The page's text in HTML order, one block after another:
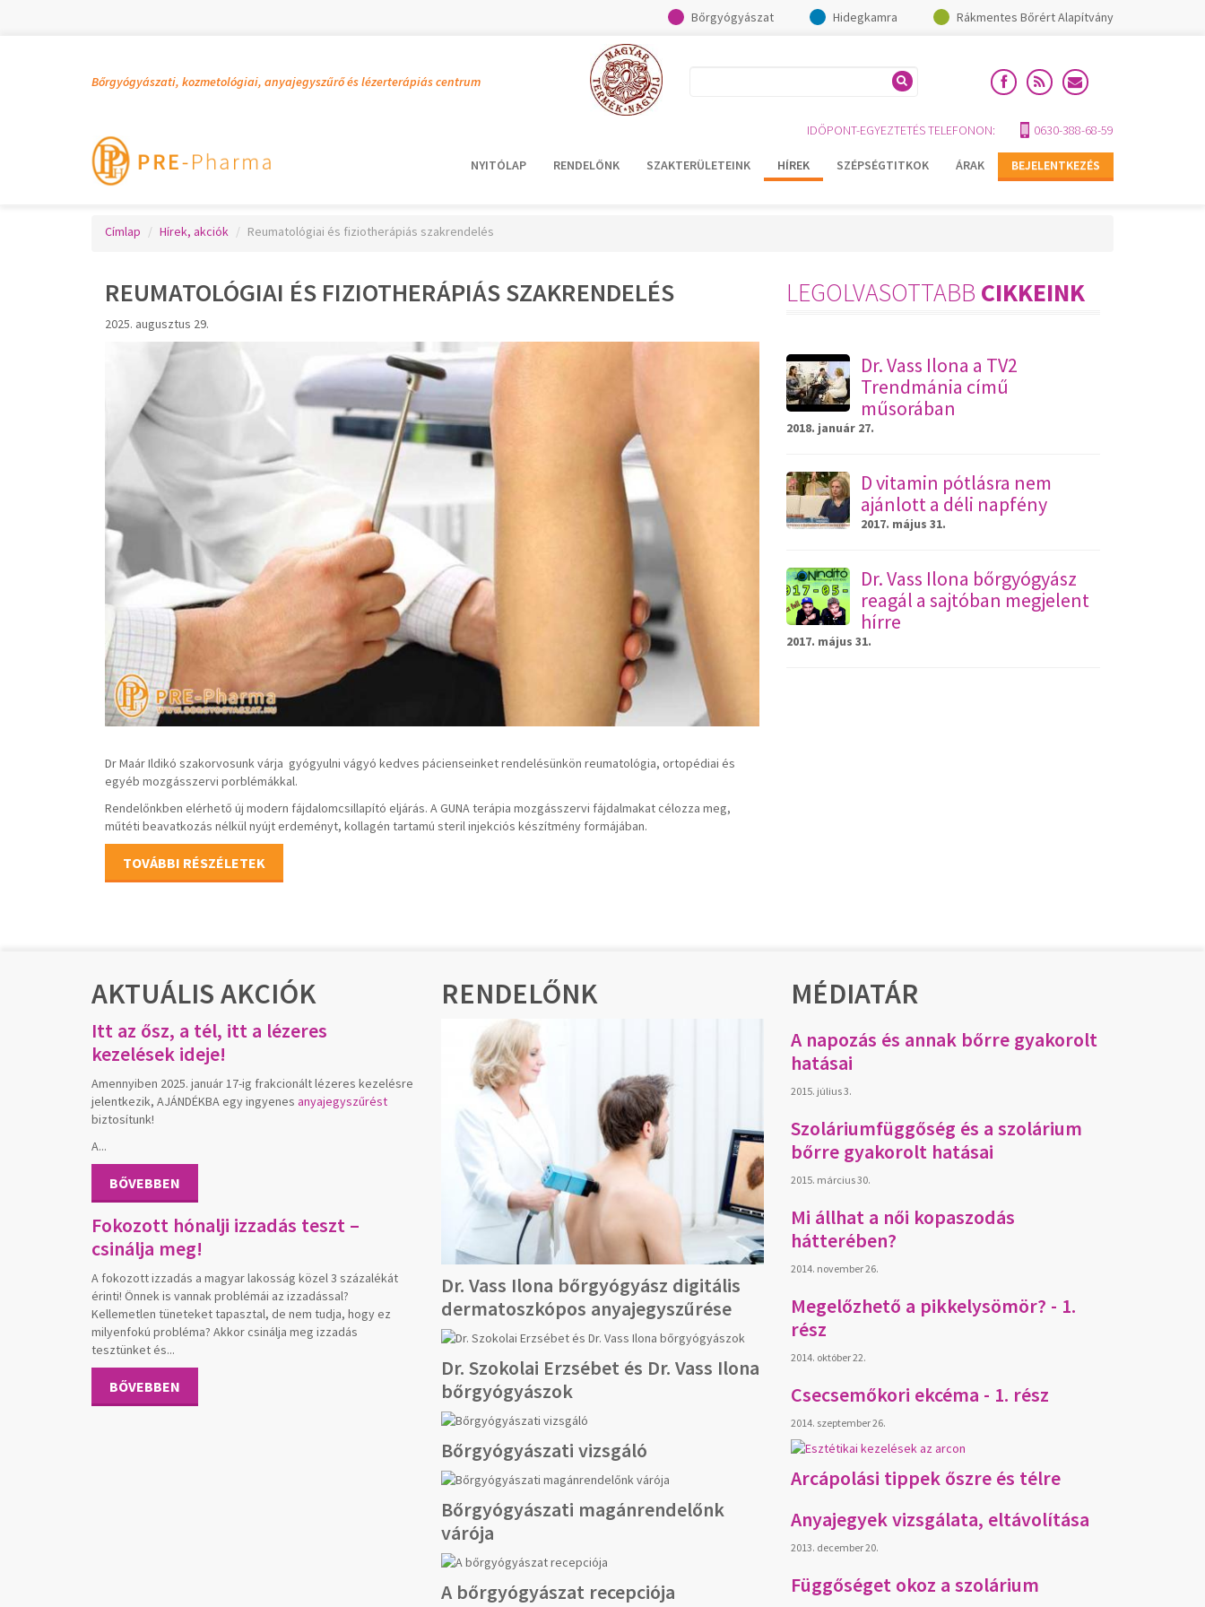
Bőrgyógyászat Hidegkamra Rákmentes Bőrért Alapítvány
Bőrgyógyászati, kozmetológiai, anyajegyszűrő és lézerterápiás centrum
IDŐPONT-EGYEZTETÉS TELEFONON: 0630-388-68-59
NYITÓLAP RENDELŐNK SZAKTERÜLETEINK HÍREK SZÉPSÉGTITKOK ÁRAK BEJELENTKEZÉS
Címlap Hírek, akciók Reumatológiai és fiziotherápiás szakrendelés
REUMATOLÓGIAI ÉS FIZIOTHERÁPIÁS SZAKRENDELÉS
2025. augusztus 29.
Dr Maár Ildikó szakorvosunk várja gyógyulni vágyó kedves pácienseinket rendelésünkön reumatológia, ortopédiai és
egyéb mozgásszervi porblémákkal.
Rendelőnkben elérhető új modern fájdalomcsillapító eljárás. A GUNA terápia mozgásszervi fájdalmakat célozza meg,
műtéti beavatkozás nélkül nyújt erdeményt, kollagén tartamú steril injekciós készítmény formájában.
TOVÁBBI RÉSZÉLETEK
LEGOLVASOTTABB CIKKEINK
Dr. Vass Ilona a TV2
Trendmánia című
műsorában
2018. január 27.
D vitamin pótlásra nem
ajánlott a déli napfény
2017. május 31.
Dr. Vass Ilona bőrgyógyász
reagál a sajtóban megjelent
hírre
2017. május 31.
AKTUÁLIS AKCIÓK
Itt az ősz, a tél, itt a lézeres
kezelések ideje!
Amennyiben 2025. január 17-ig frakcionált lézeres kezelésre
jelentkezik, AJÁNDÉKBA egy ingyenes anyajegyszűrést
biztosítunk!
A...
BŐVEBBEN
Fokozott hónalji izzadás teszt –
csinálja meg!
A fokozott izzadás a magyar lakosság közel 3 százalékát
érinti! Önnek is vannak problémái az izzadással?
Kellemetlen tüneteket tapasztal, de nem tudja, hogy ez
milyenfokú probléma? Akkor csinálja meg izzadás
tesztünket és...
BŐVEBBEN
RENDELŐNK
Dr. Vass Ilona bőrgyógyász digitális
dermatoszkópos anyajegyszűrése
Dr. Szokolai Erzsébet és Dr. Vass Ilona
bőrgyógyászok
Bőrgyógyászati vizsgáló
Bőrgyógyászati magánrendelőnk
várója
A bőrgyógyászat recepciója
MÉDIATÁR
A napozás és annak bőrre gyakorolt
hatásai
2015. július 3.
Szoláriumfüggőség és a szolárium
bőrre gyakorolt hatásai
2015. március 30.
Mi állhat a női kopaszodás
hátterében?
2014. november 26.
Megelőzhető a pikkelysömör? - 1.
rész
2014. október 22.
Csecsemőkori ekcéma - 1. rész
2014. szeptember 26.
Arcápolási tippek őszre és télre
Anyajegyek vizsgálata, eltávolítása
2013. december 20.
Függőséget okoz a szolárium